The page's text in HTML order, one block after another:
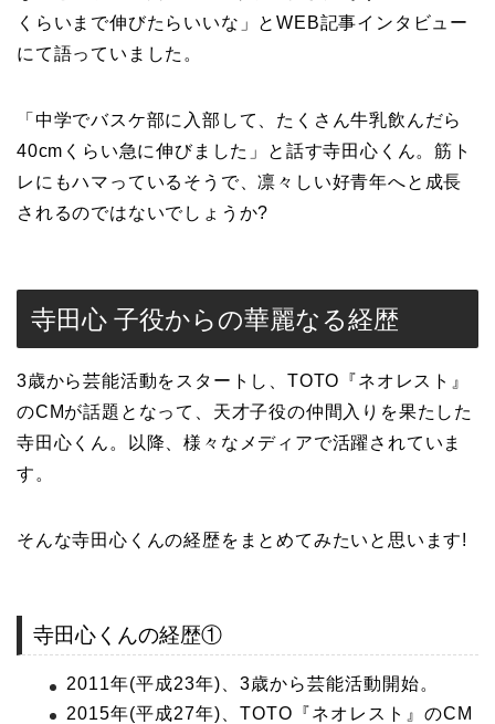
くらいまで伸びたらいいな」とWEB記事インタビュー
にて語っていました。
「中学でバスケ部に入部して、たくさん牛乳飲んだら
40cmくらい急に伸びました」と話す寺田心くん。筋ト
レにもハマっているそうで、凛々しい好青年へと成長
されるのではないでしょうか?
寺田心 子役からの華麗なる経歴
3歳から芸能活動をスタートし、TOTO『ネオレスト』
のCMが話題となって、天才子役の仲間入りを果たした
寺田心くん。以降、様々なメディアで活躍されていま
す。
そんな寺田心くんの経歴をまとめてみたいと思います!
寺田心くんの経歴①
2011年(平成23年)、3歳から芸能活動開始。
2015年(平成27年)、TOTO『ネオレスト』のCM